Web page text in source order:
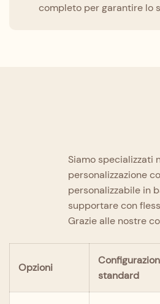
completo per garantire lo
Siamo specializzati
personalizzazione
personalizzabile in
supportare con
Grazie alle nostre
Opzioni
standard